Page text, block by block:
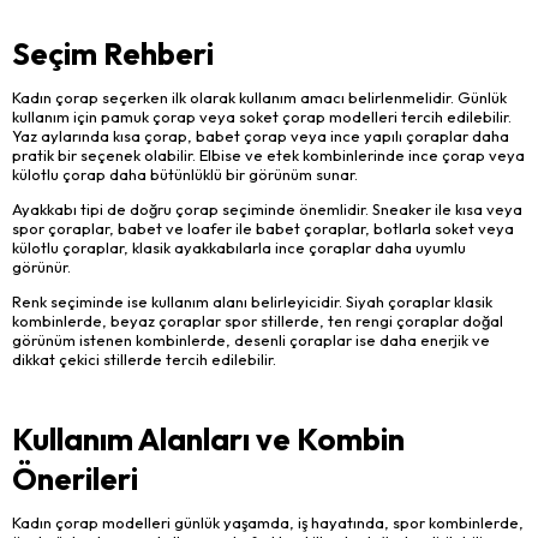
Seçim Rehberi
Kadın çorap seçerken ilk olarak kullanım amacı belirlenmelidir. Günlük
kullanım için pamuk çorap veya soket çorap modelleri tercih edilebilir.
Yaz aylarında kısa çorap, babet çorap veya ince yapılı çoraplar daha
pratik bir seçenek olabilir. Elbise ve etek kombinlerinde ince çorap veya
külotlu çorap daha bütünlüklü bir görünüm sunar.
Ayakkabı tipi de doğru çorap seçiminde önemlidir. Sneaker ile kısa veya
spor çoraplar, babet ve loafer ile babet çoraplar, botlarla soket veya
külotlu çoraplar, klasik ayakkabılarla ince çoraplar daha uyumlu
görünür.
Renk seçiminde ise kullanım alanı belirleyicidir. Siyah çoraplar klasik
kombinlerde, beyaz çoraplar spor stillerde, ten rengi çoraplar doğal
görünüm istenen kombinlerde, desenli çoraplar ise daha enerjik ve
dikkat çekici stillerde tercih edilebilir.
Kullanım Alanları ve Kombin
Önerileri
Kadın çorap modelleri günlük yaşamda, iş hayatında, spor kombinlerde,